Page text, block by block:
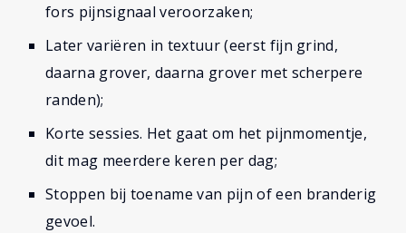
fors pijnsignaal veroorzaken;
Later variëren in textuur (eerst fijn grind,
daarna grover, daarna grover met scherpere
randen);
Korte sessies. Het gaat om het pijnmomentje,
dit mag meerdere keren per dag;
Stoppen bij toename van pijn of een branderig
gevoel.